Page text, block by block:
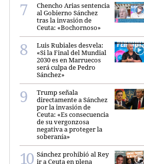
Chencho Arias sentencia
al Gobierno Sánchez
tras la invasión de
Ceuta: «Bochornoso»
Luis Rubiales desvela:
«Si la Final del Mundial
2030 es en Marruecos
será culpa de Pedro
Sánchez»
Trump señala
directamente a Sánchez
por la invasión de
Ceuta: «Es consecuencia
de su vergonzosa
negativa a proteger la
soberanía»
Sánchez prohibió al Rey
ir a Ceuta en plena